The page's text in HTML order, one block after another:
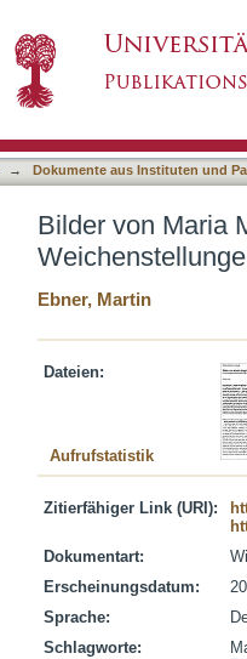
→ Dokumente aus Instituten und
Bilder von Maria
Ebner, Martin
Dateien:
Aufrufstatistik
Zitierfähiger Link (URI):
Dokumentart:
Erscheinungsdatum:
Sprache:
Schlagworte: